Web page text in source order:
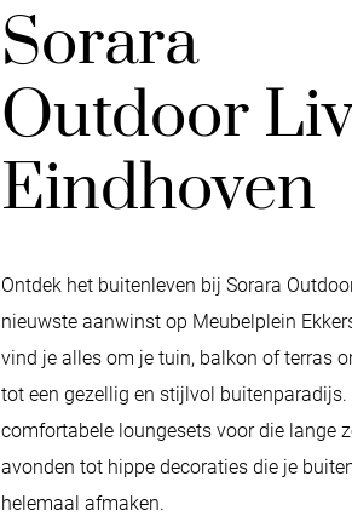
Sorara
Outdoor
Eindhoven
Ontdek het buitenleven bij Sorara
nieuwste aanwinst op Meubelplein
vind je alles om je tuin, balkon of terras
tot een gezellig en stijlvol buitenparadijs.
comfortabele loungesets voor die lange
avonden tot hippe decoraties die je
helemaal afmaken.